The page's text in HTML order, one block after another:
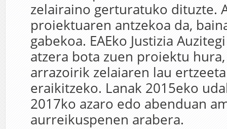
zelairaino gerturatuko dituzte.
proiektuaren antzekoa da,
gabekoa. EAEko Justizia
atzera bota zuen proiektu
arrazoirik zelaiaren lau
eraikitzeko. Lanak 2015eko
2017ko azaro edo abenduan
aurreikuspenen arabera.